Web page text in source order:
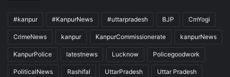
#kanpur #KanpurNews #uttarpradesh BJP CmYogi
CrimeNews kanpur KanpurCommissionerate kanpurNews
KanpurPolice latestnews Lucknow Policegoodwork
PoliticalNews Rashifal UttarPradesh Uttar Pradesh